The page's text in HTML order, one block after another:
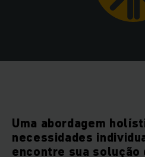
Uma abordagem
necessidades
encontre sua solução